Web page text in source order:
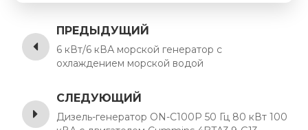
ПРЕДЫДУЩИЙ
6 кВт/6 кВА морской генератор с
охлаждением морской водой
СЛЕДУЮЩИЙ
Дизель-генератор ON-C100P 50 Гц 80 кВт 100